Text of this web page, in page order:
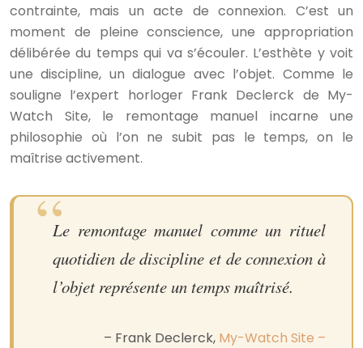
contrainte, mais un acte de connexion. C’est un
moment de pleine conscience, une appropriation
délibérée du temps qui va s’écouler. L’esthète y voit
une discipline, un dialogue avec l’objet. Comme le
souligne l’expert horloger Frank Declerck de My-
Watch Site, le remontage manuel incarne une
philosophie où l’on ne subit pas le temps, on le
maîtrise activement.
Le remontage manuel comme un rituel
quotidien de discipline et de connexion à
l’objet représente un temps maîtrisé.
– Frank Declerck, My-Watch Site –